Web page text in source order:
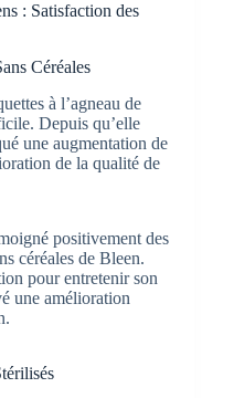
: Satisfaction des
Céréales
à l’agneau de
Depuis qu’elle
une augmentation de
de la qualité de
positivement des
céréales de Bleen.
pour entretenir son
une amélioration